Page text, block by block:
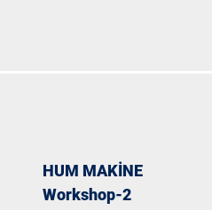
HUM MAKİNE
Workshop-2